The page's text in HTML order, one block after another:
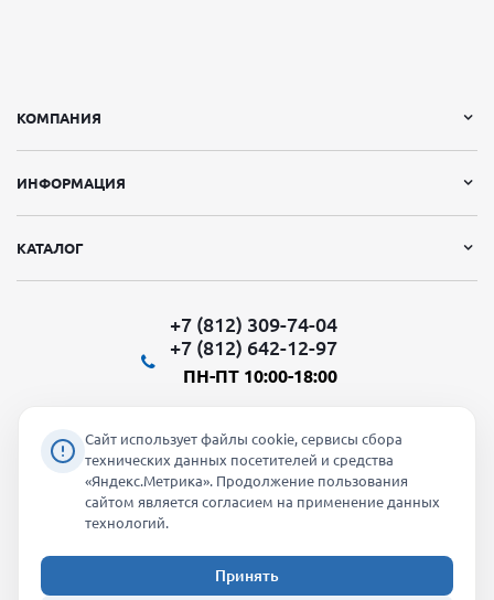
КОМПАНИЯ
ИНФОРМАЦИЯ
КАТАЛОГ
+7 (812) 309-74-04
+7 (812) 642-12-97
ПН-ПТ 10:00-18:00
Мы в социальных сетях:
2026 © "Молти" - оптовый магазин
Сайт использует файлы cookie, сервисы сбора
технических данных посетителей и средства
«Яндекс.Метрика». Продолжение пользования
сайтом является согласием на применение данных
технологий.
Принять